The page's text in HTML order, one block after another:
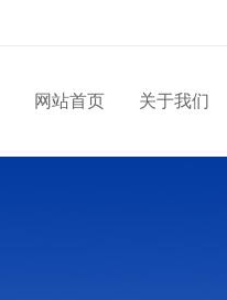
网站首页 关于我们